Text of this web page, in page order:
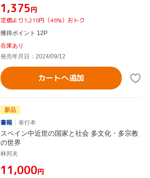
¥1,375円
定価より1,210円（46%）おトク
獲得ポイント 12P
在庫あり
発売年月日：2024/09/12
カートへ追加
新品
書籍
単行本
スペイン中近世の国家と社会 多文化・多宗教
の世界
林邦夫
¥11,000円